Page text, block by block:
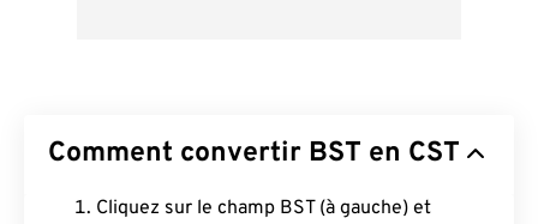
Comment convertir BST en CST
Cliquez sur le champ BST (à gauche) et